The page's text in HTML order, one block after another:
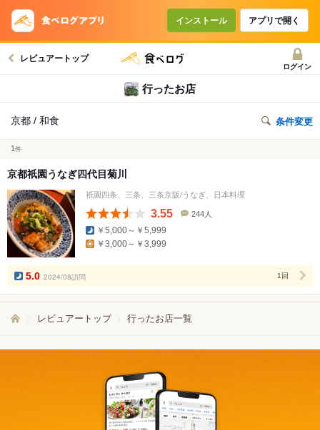
インストール アプリで開く
レビュアートップ
ログイン
行ったお店
京都 / 和食 条件変更
1 件
京都祇園うなぎ四代目菊川
祇園四条、三条、三条京阪/うなぎ、日本料理
3.55
数
244人
￥5,000～￥5,999
￥3,000～￥3,999
5.0 2024/08訪問 1回
レビュアートップ 行ったお店一覧